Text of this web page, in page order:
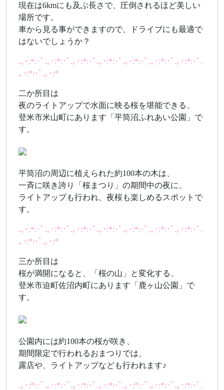
現在は6kmにも及ぶ長さで、圧倒されるほど美しい
場所です。
車から見る事ができますので、ドライブにも最適で
はないでしょうか？
.｡･:*:･ﾟ.｡･:*:･ﾟ.｡･:*:･ﾟ.｡･:*:･ﾟ.｡･:*:･ﾟ.｡･:*:･ﾟ.｡･:*:･ﾟ.
｡･:*:･ﾟ.｡･:*
二か所目は
夜のライトアップで水面に映る桜を堪能できる、
登米市米山町にあります「平筒沼ふれあい公園」で
す。
平筒沼の周辺に植えられた約100本の木は、
一斉に咲き誇り「桜まつり」の期間中の夜に、
ライトアップも行われ、夜桜も楽しめるスポットで
す。
.｡･:*:･ﾟ.｡･:*:･ﾟ.｡･:*:･ﾟ.｡･:*:･ﾟ.｡･:*:･ﾟ.｡･:*:･ﾟ.｡･:*:･ﾟ.
｡･:*:･ﾟ.｡･:*
三か所目は
桜が満開になると、「桜の山」と変化する、
登米市迫町佐沼内町にあります「鹿ヶ山公園」で
す。
公園内には約100本の桜が咲き、
期間限定で行われるおまつりでは、
露店や、ライトアップなども行われます♪
.｡･:*:･ﾟ.｡･:*:･ﾟ.｡･:*:･ﾟ.｡･:*:･ﾟ.｡･:*:･ﾟ.｡･:*:･ﾟ.｡･:*:･ﾟ.